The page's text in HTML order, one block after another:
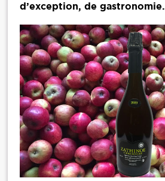
d’exception, de gastronomie.